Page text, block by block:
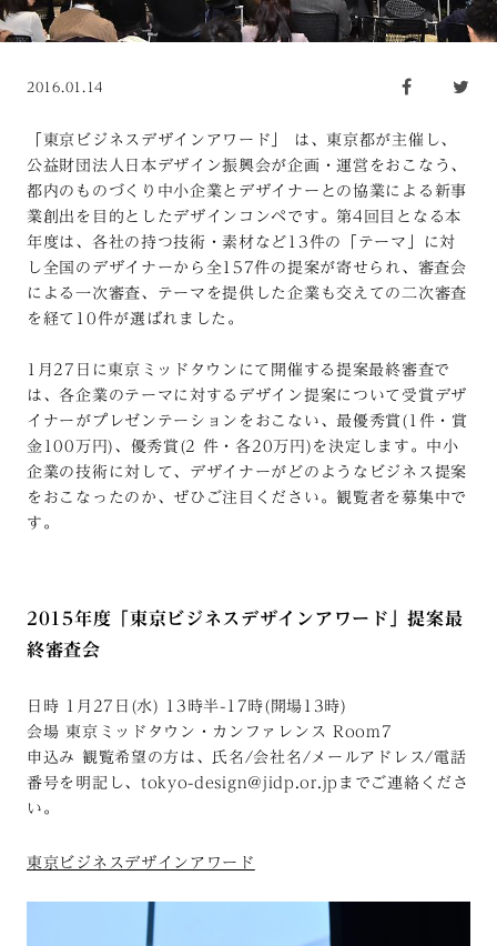
2016.01.14
「東京ビジネスデザインアワード」 は、東京都が主催し、
公益財団法人日本デザイン振興会が企画・運営をおこなう、
都内のものづくり中小企業とデザイナーとの協業による新事
業創出を目的としたデザインコンペです。第4回目となる本
年度は、各社の持つ技術・素材など13件の「テーマ」に対
し全国のデザイナーから全157件の提案が寄せられ、審査会
による一次審査、テーマを提供した企業も交えての二次審査
を経て10件が選ばれました。
1月27日に東京ミッドタウンにて開催する提案最終審査で
は、各企業のテーマに対するデザイン提案について受賞デザ
イナーがプレゼンテーションをおこない、最優秀賞(1件・賞
金100万円)、優秀賞(2 件・各20万円)を決定します。中小
企業の技術に対して、デザイナーがどのようなビジネス提案
をおこなったのか、ぜひご注目ください。観覧者を募集中で
す。
2015年度「東京ビジネスデザインアワード」提案最
終審査会
日時 1月27日(水) 13時半-17時(開場13時)
会場 東京ミッドタウン・カンファレンス Room7
申込み 観覧希望の方は、氏名/会社名/メールアドレス/電話
番号を明記し、tokyo-design@jidp.or.jpまでご連絡くださ
い。
東京ビジネスデザインアワード